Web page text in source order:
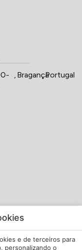
, Bragança
,Portugal
e de terceiros para
personalizando o